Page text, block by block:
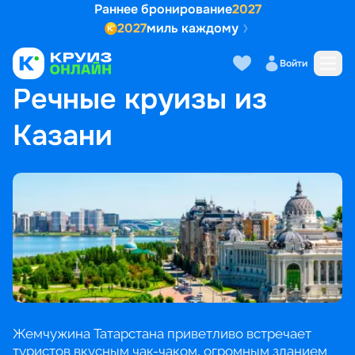
Раннее бронирование2027
2027миль каждому
Войти
ГЛАВНАЯ • ПОПУЛЯРНЫЕ НАПРАВЛЕНИЯ РЕЧНЫЕ КРУИЗЫ ИЗ КАЗАНИ
Речные круизы из
Казани
Жемчужина Татарстана приветливо встречает
туристов вкусным чак-чаком, огромным зданием